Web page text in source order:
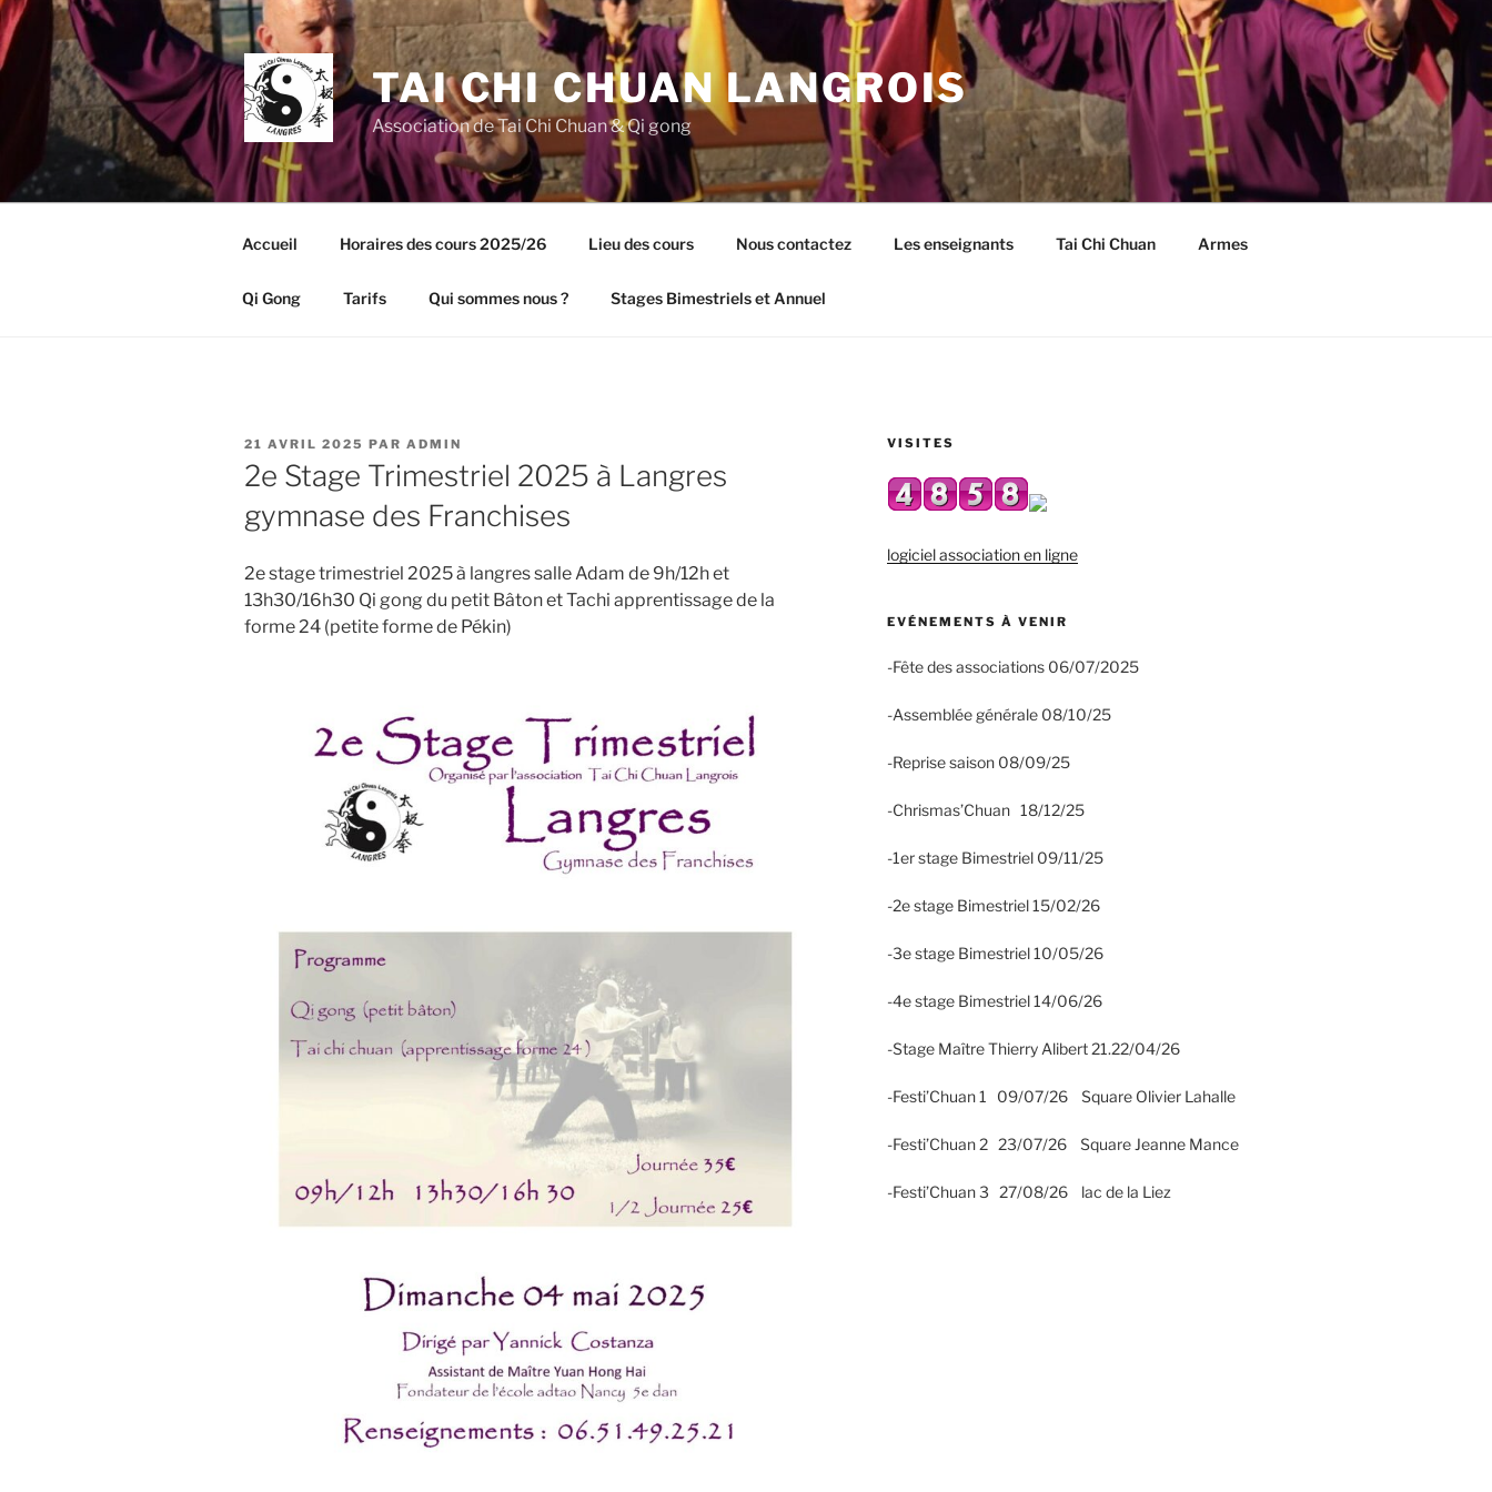
Aller
au
contenu
principal
TAI CHI CHUAN LANGROIS
Association de Tai Chi Chuan & Qi gong
Accueil Horaires des cours 2025/26 Lieu des cours Nous contactez Les enseignants Tai Chi Chuan Armes
Qi Gong Tarifs Qui sommes nous ? Stages Bimestriels et Annuel
PUBLIÉ
LE
21 AVRIL 2025 PAR ADMIN
2e Stage Trimestriel 2025 à Langres
gymnase des Franchises
2e stage trimestriel 2025 à langres salle Adam de 9h/12h et
13h30/16h30 Qi gong du petit Bâton et Tachi apprentissage de la
forme 24 (petite forme de Pékin)
VISITES
logiciel association en ligne
EVÉNEMENTS À VENIR
-Fête des associations 06/07/2025
-Assemblée générale 08/10/25
-Reprise saison 08/09/25
-Chrismas’Chuan 18/12/25
-1er stage Bimestriel 09/11/25
-2e stage Bimestriel 15/02/26
-3e stage Bimestriel 10/05/26
-4e stage Bimestriel 14/06/26
-Stage Maître Thierry Alibert 21.22/04/26
-Festi’Chuan 1 09/07/26 Square Olivier Lahalle
-Festi’Chuan 2 23/07/26 Square Jeanne Mance
-Festi’Chuan 3 27/08/26 lac de la Liez